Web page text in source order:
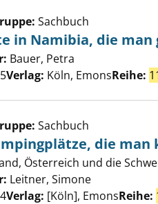
von 111 Orte in
Sachbuch
in Namibia, die man
Bauer, Petra
Verlag: Köln, EmonsReihe:
von 111 Glampingplätze,
Sachbuch
die man
Österreich und die
Leitner, Simone
Verlag: [Köln], EmonsReihe: